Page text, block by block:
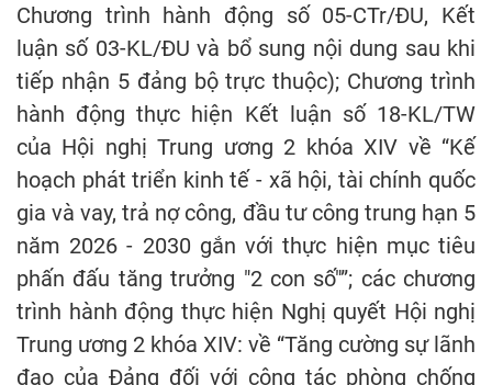
Chương trình hành động số 05-CTr/ĐU, Kết
luận số 03-KL/ĐU và bổ sung nội dung sau khi
tiếp nhận 5 đảng bộ trực thuộc); Chương trình
hành động thực hiện Kết luận số 18-KL/TW
của Hội nghị Trung ương 2 khóa XIV về “Kế
hoạch phát triển kinh tế - xã hội, tài chính quốc
gia và vay, trả nợ công, đầu tư công trung hạn 5
năm 2026 - 2030 gắn với thực hiện mục tiêu
phấn đấu tăng trưởng "2 con số"”; các chương
trình hành động thực hiện Nghị quyết Hội nghị
Trung ương 2 khóa XIV: về “Tăng cường sự lãnh
đạo của Đảng đối với công tác phòng chống